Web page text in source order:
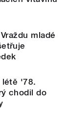
mladé
létě '78.
chodil do